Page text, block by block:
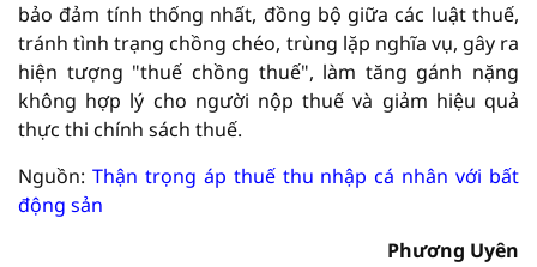
bảo đảm tính thống nhất, đồng bộ giữa các luật thuế,
tránh tình trạng chồng chéo, trùng lặp nghĩa vụ, gây ra
hiện tượng "thuế chồng thuế", làm tăng gánh nặng
không hợp lý cho người nộp thuế và giảm hiệu quả
thực thi chính sách thuế.
Nguồn: Thận trọng áp thuế thu nhập cá nhân với bất
động sản
Phương Uyên